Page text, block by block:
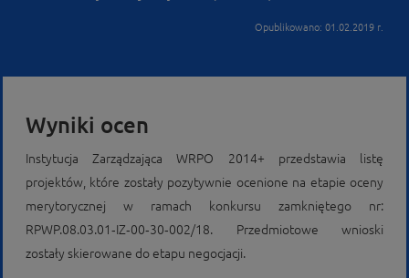
Opublikowano: 01.02.2019 r.
Wyniki ocen
Instytucja Zarządzająca WRPO 2014+ przedstawia listę
projektów, które zostały pozytywnie ocenione na etapie oceny
merytorycznej w ramach konkursu zamkniętego nr:
RPWP.08.03.01‑IZ‑00‑30‑002/18. Przedmiotowe wnioski
zostały skierowane do etapu negocjacji.